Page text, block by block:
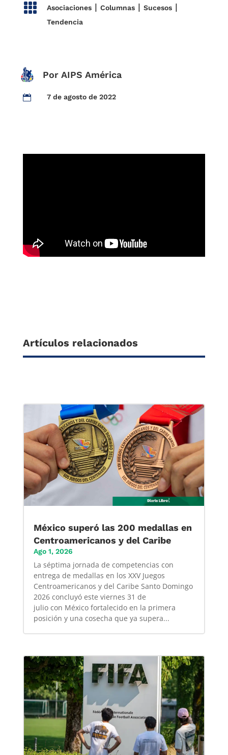
 Asociaciones| Columnas| Sucesos|
Tendencia
Por AIPS América
 7 de agosto de 2022
Artículos relacionados
México superó las 200 medallas en
Centroamericanos y del Caribe
Ago 1, 2026
La séptima jornada de competencias con
entrega de medallas en los XXV Juegos
Centroamericanos y del Caribe Santo Domingo
2026 concluyó este viernes 31 de
julio con México fortalecido en la primera
posición y una cosecha que ya supera...